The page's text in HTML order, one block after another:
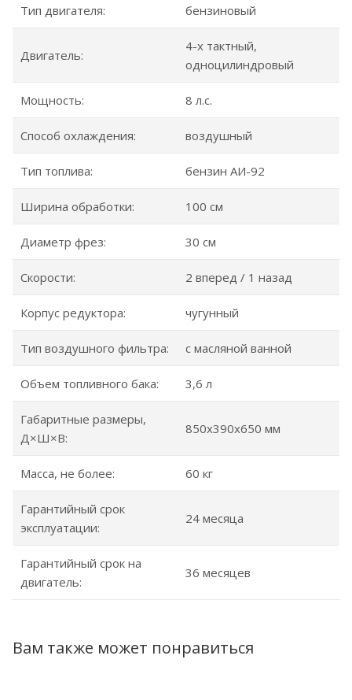
Тип двигателя: бензиновый
Двигатель:
4-х тактный,
одноцилиндровый
Мощность: 8 л.с.
Способ охлаждения: воздушный
Тип топлива: бензин АИ-92
Ширина обработки: 100 см
Диаметр фрез: 30 см
Скорости: 2 вперед / 1 назад
Корпус редуктора: чугунный
Тип воздушного фильтра: с масляной ванной
Объем топливного бака: 3,6 л
Габаритные размеры,
Д×Ш×В:
850x390x650 мм
Масса, не более: 60 кг
Гарантийный срок
эксплуатации:
24 месяца
Гарантийный срок на
двигатель:
36 месяцев
Вам также может понравиться